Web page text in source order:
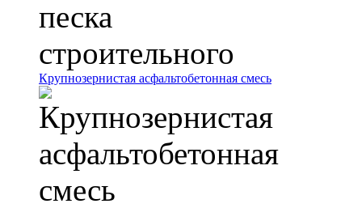
Крупнозернистая асфальтобетонная смесь